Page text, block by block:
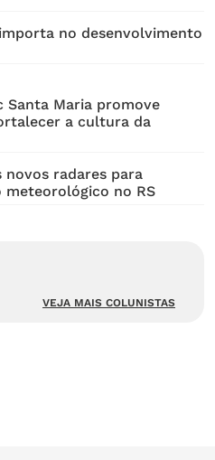
no desenvolvimento
Santa Maria promove
a cultura da
novos radares para
no RS
VEJA MAIS COLUNISTAS